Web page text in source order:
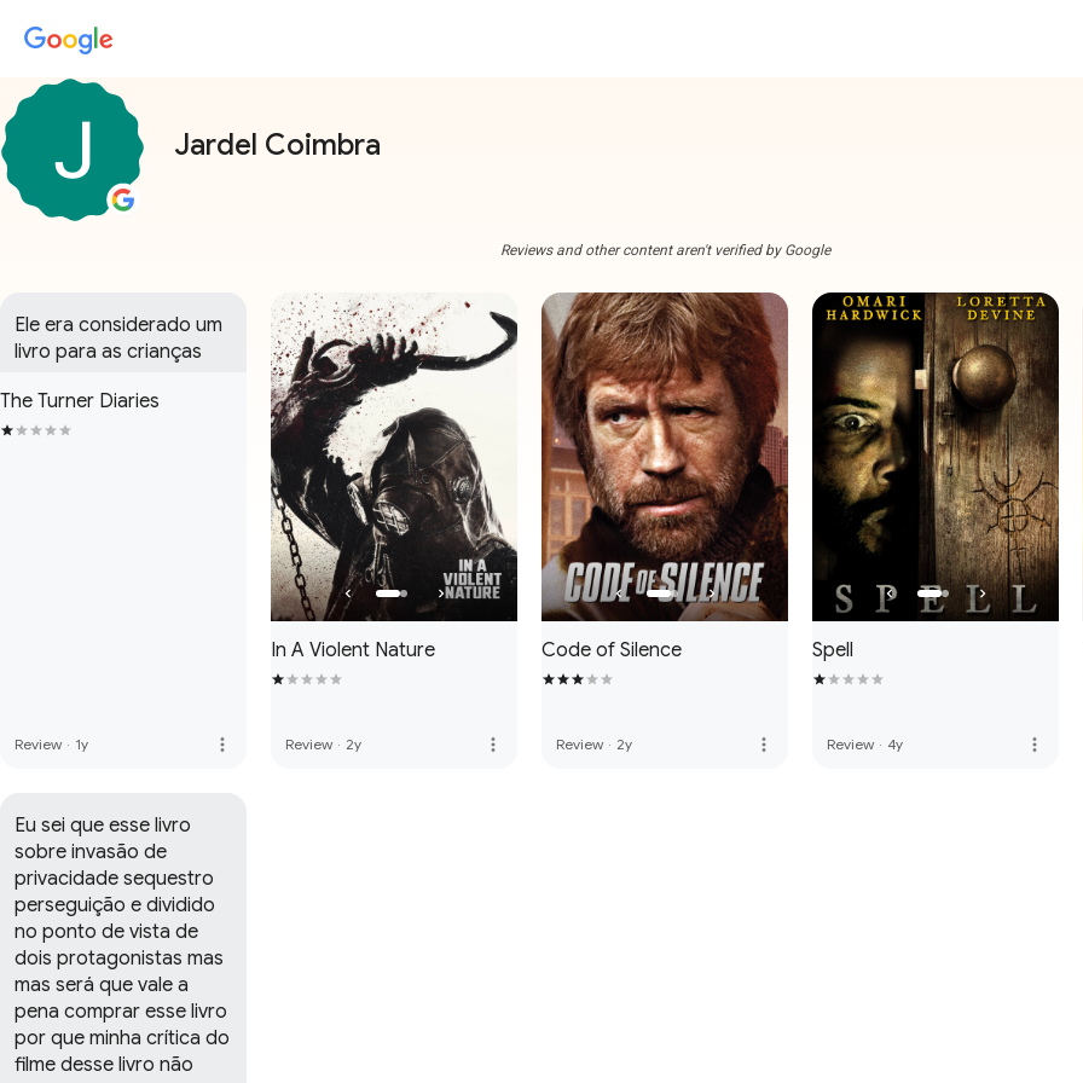
Jardel Coimbra
Reviews and other content aren't verified by Google
Ele era considerado um
livro para as crianças
The Turner Diaries
Review · 1y more_vert
In A Violent Nature
Review · 2y more_vert
Code of Silence
Review · 2y more_vert
Spell
Review · 4y more_vert
Eu sei que esse livro
sobre invasão de
privacidade sequestro
perseguição e dividido
no ponto de vista de
dois protagonistas mas
mas será que vale a
pena comprar esse livro
por que minha crítica do
filme desse livro não